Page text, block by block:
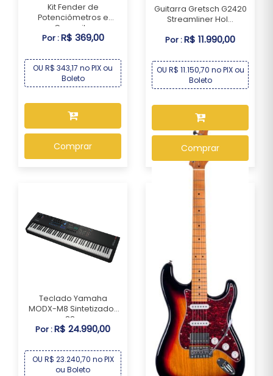
Kit Fender de
Potenciômetros e
Capacit...
Por :R$ 369,00
OU R$ 343,17 no PIX ou
Boleto
Comprar
Guitarra Gretsch G2420
Streamliner Hol...
Por :R$ 11.990,00
OU R$ 11.150,70 no PIX ou
Boleto
Comprar
Teclado Yamaha
MODX-M8 Sintetizador
88...
Por :R$ 24.990,00
OU R$ 23.240,70 no PIX
ou Boleto
Guitarra Seizi Fun
Vintage Budokan – S...
Por : R$ 1.499,00